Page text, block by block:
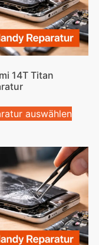
14T Titan
auswählen